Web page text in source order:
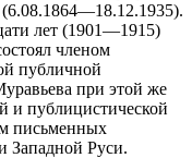
лет (1901—1915)
членом
публичной
при этой же
и публицистической
письменных
Западной Руси.